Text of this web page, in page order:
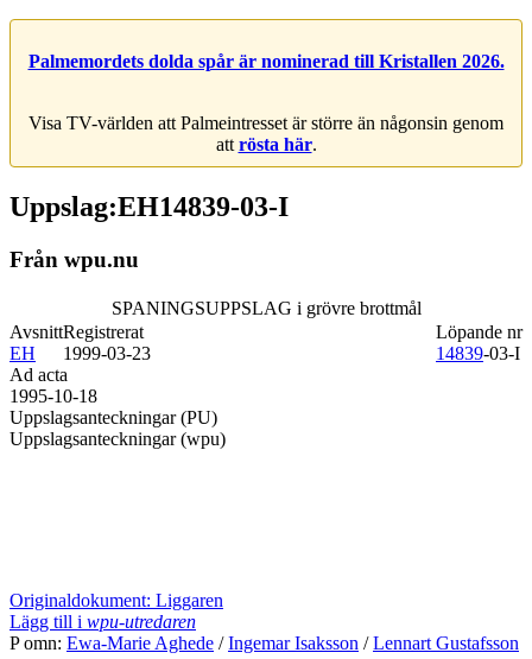
Palmemordets dolda spår är nominerad till Kristallen 2026.
Visa TV-världen att Palmeintresset är större än någonsin genom
att rösta här.
Uppslag:EH14839-03-I
Från wpu.nu
SPANINGSUPPSLAG i grövre brottmål
Avsnitt
EH
Löpande nr
14839-03-I
Registrerat
1999-03-23
Ad acta
1995-10-18
Uppslagsanteckningar (PU)
Uppslagsanteckningar (wpu)
Originaldokument: Liggaren
Lägg till i wpu-utredaren
P omn: Ewa-Marie Aghede /Ingemar Isaksson /Lennart Gustafsson